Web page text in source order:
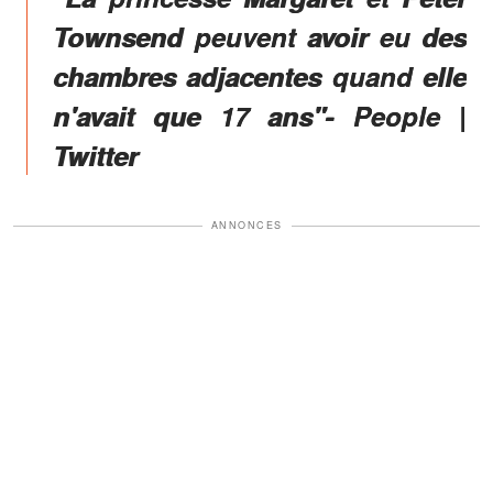
Townsend peuvent avoir eu des
chambres adjacentes quand elle
n'avait que 17 ans"- People |
Twitter
ANNONCES